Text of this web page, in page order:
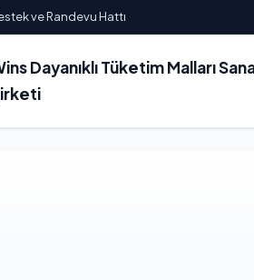
ve Randevu Hattı
Dayanıklı Tüketim Malları